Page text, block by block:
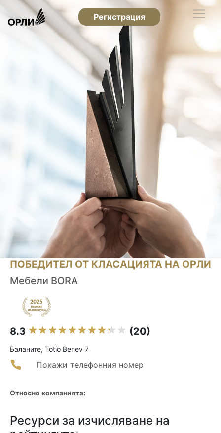
Регистрация
ПОБЕДИТЕЛ ОТ КЛАСАЦИЯТА НА ОРЛИ
Мебели BORA
8.3 (20)
Баланите, Totio Benev 7
Покажи телефонния номер
Относно компанията:
Ресурси за изчисляване на